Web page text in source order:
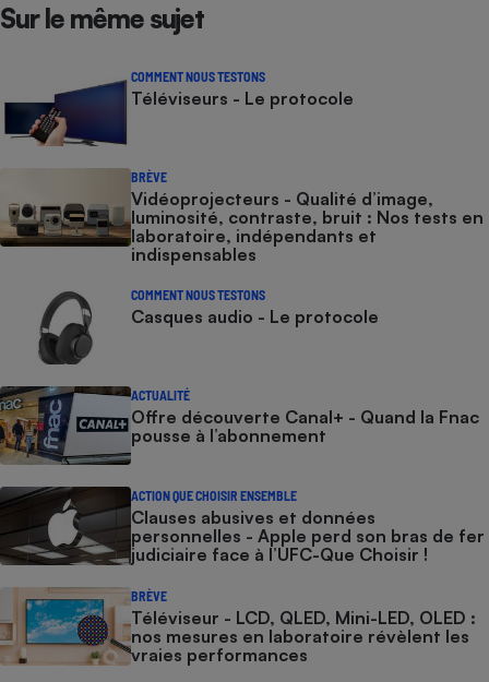
Sur le même sujet
COMMENT NOUS TESTONS
Téléviseurs - Le protocole
BRÈVE
Vidéoprojecteurs - Qualité d’image,
luminosité, contraste, bruit : Nos tests en
laboratoire, indépendants et
indispensables
COMMENT NOUS TESTONS
Casques audio - Le protocole
ACTUALITÉ
Offre découverte Canal+ - Quand la Fnac
pousse à l’abonnement
ACTION QUE CHOISIR ENSEMBLE
Clauses abusives et données
personnelles - Apple perd son bras de fer
judiciaire face à l’UFC-Que Choisir !
BRÈVE
Téléviseur - LCD, QLED, Mini-LED, OLED :
nos mesures en laboratoire révèlent les
vraies performances